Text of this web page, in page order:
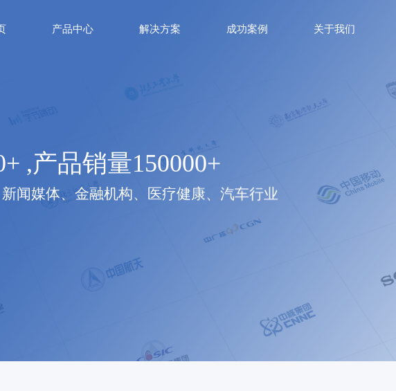
产品中心 解决方案 成功案例 关于我们
,产品销量150000+
闻媒体、金融机构、医疗健康、汽车行业